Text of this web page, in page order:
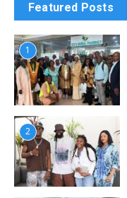
Featured Posts
1
2